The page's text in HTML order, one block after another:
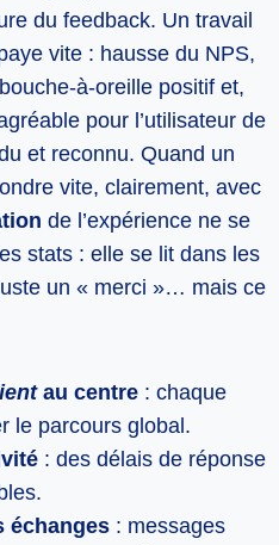
du feedback. Un travail
vite : hausse du NPS,
à-oreille positif et,
pour l’utilisateur de
et reconnu. Quand un
vite, clairement, avec
de l’expérience ne se
stats : elle se lit dans les
un « merci »… mais ce
au centre : chaque
le parcours global.
: des délais de réponse
échanges : messages